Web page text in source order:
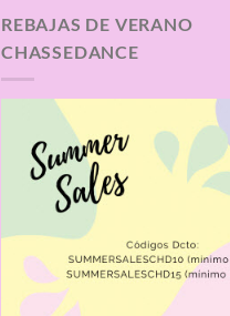
REBAJAS DE VERANO
CHASSEDANCE